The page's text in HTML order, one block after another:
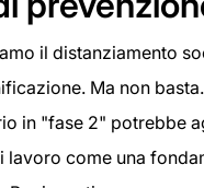
il distanziamento
Ma non
in "fase 2" potrebbe
lavoro come una